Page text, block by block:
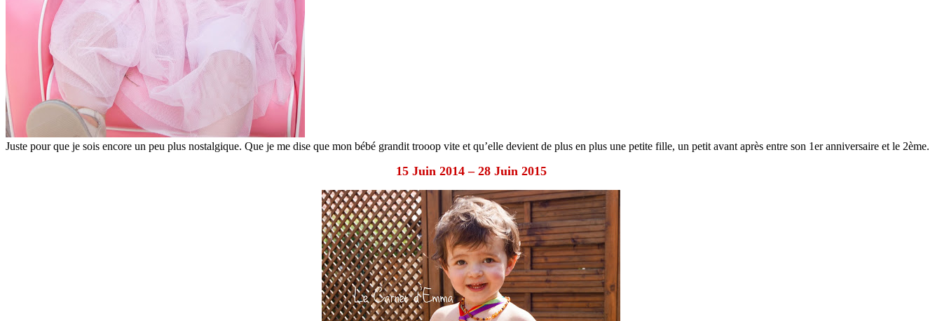
Juste pour que je sois encore un peu plus nostalgique. Que je me dise que mon bébé grandit trooop vite et qu’elle devient de plus en plus une petite fille, un petit avant après entre son 1er anniversaire et le 2ème.
15 Juin 2014 – 28 Juin 2015